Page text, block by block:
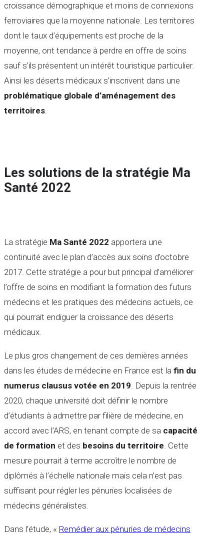
croissance démographique et moins de connexions
ferroviaires que la moyenne nationale. Les territoires
dont le taux d’équipements est proche de la
moyenne, ont tendance à perdre en offre de soins
sauf s’ils présentent un intérêt touristique particulier.
Ainsi les déserts médicaux s’inscrivent dans une
problématique globale d’aménagement des
territoires.
Les solutions de la stratégie Ma
Santé 2022
La stratégie Ma Santé 2022 apportera une
continuité avec le plan d’accès aux soins d’octobre
2017. Cette stratégie a pour but principal d’améliorer
l’offre de soins en modifiant la formation des futurs
médecins et les pratiques des médecins actuels, ce
qui pourrait endiguer la croissance des déserts
médicaux.
Le plus gros changement de ces dernières années
dans les études de médecine en France est la fin du
numerus clausus votée en 2019 . Depuis la rentrée
2020, chaque université doit définir le nombre
d’étudiants à admettre par filière de médecine, en
accord avec l’ARS, en tenant compte de sa capacité
de formation et des besoins du territoire . Cette
mesure pourrait à terme accroître le nombre de
diplômés à l’échelle nationale mais cela n’est pas
suffisant pour régler les pénuries localisées de
médecins généralistes.
Dans l’étude, « Remédier aux pénuries de médecins